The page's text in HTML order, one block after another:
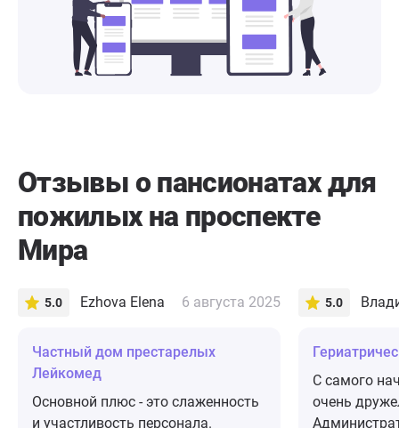
Отзывы о пансионатах для
пожилых на проспекте
Мира
5.0 Ezhova Elena 6 августа 2025
Частный дом престарелых
Лейкомед
Основной плюс - это слаженность
и участливость персонала.
5.0
С самого
очень